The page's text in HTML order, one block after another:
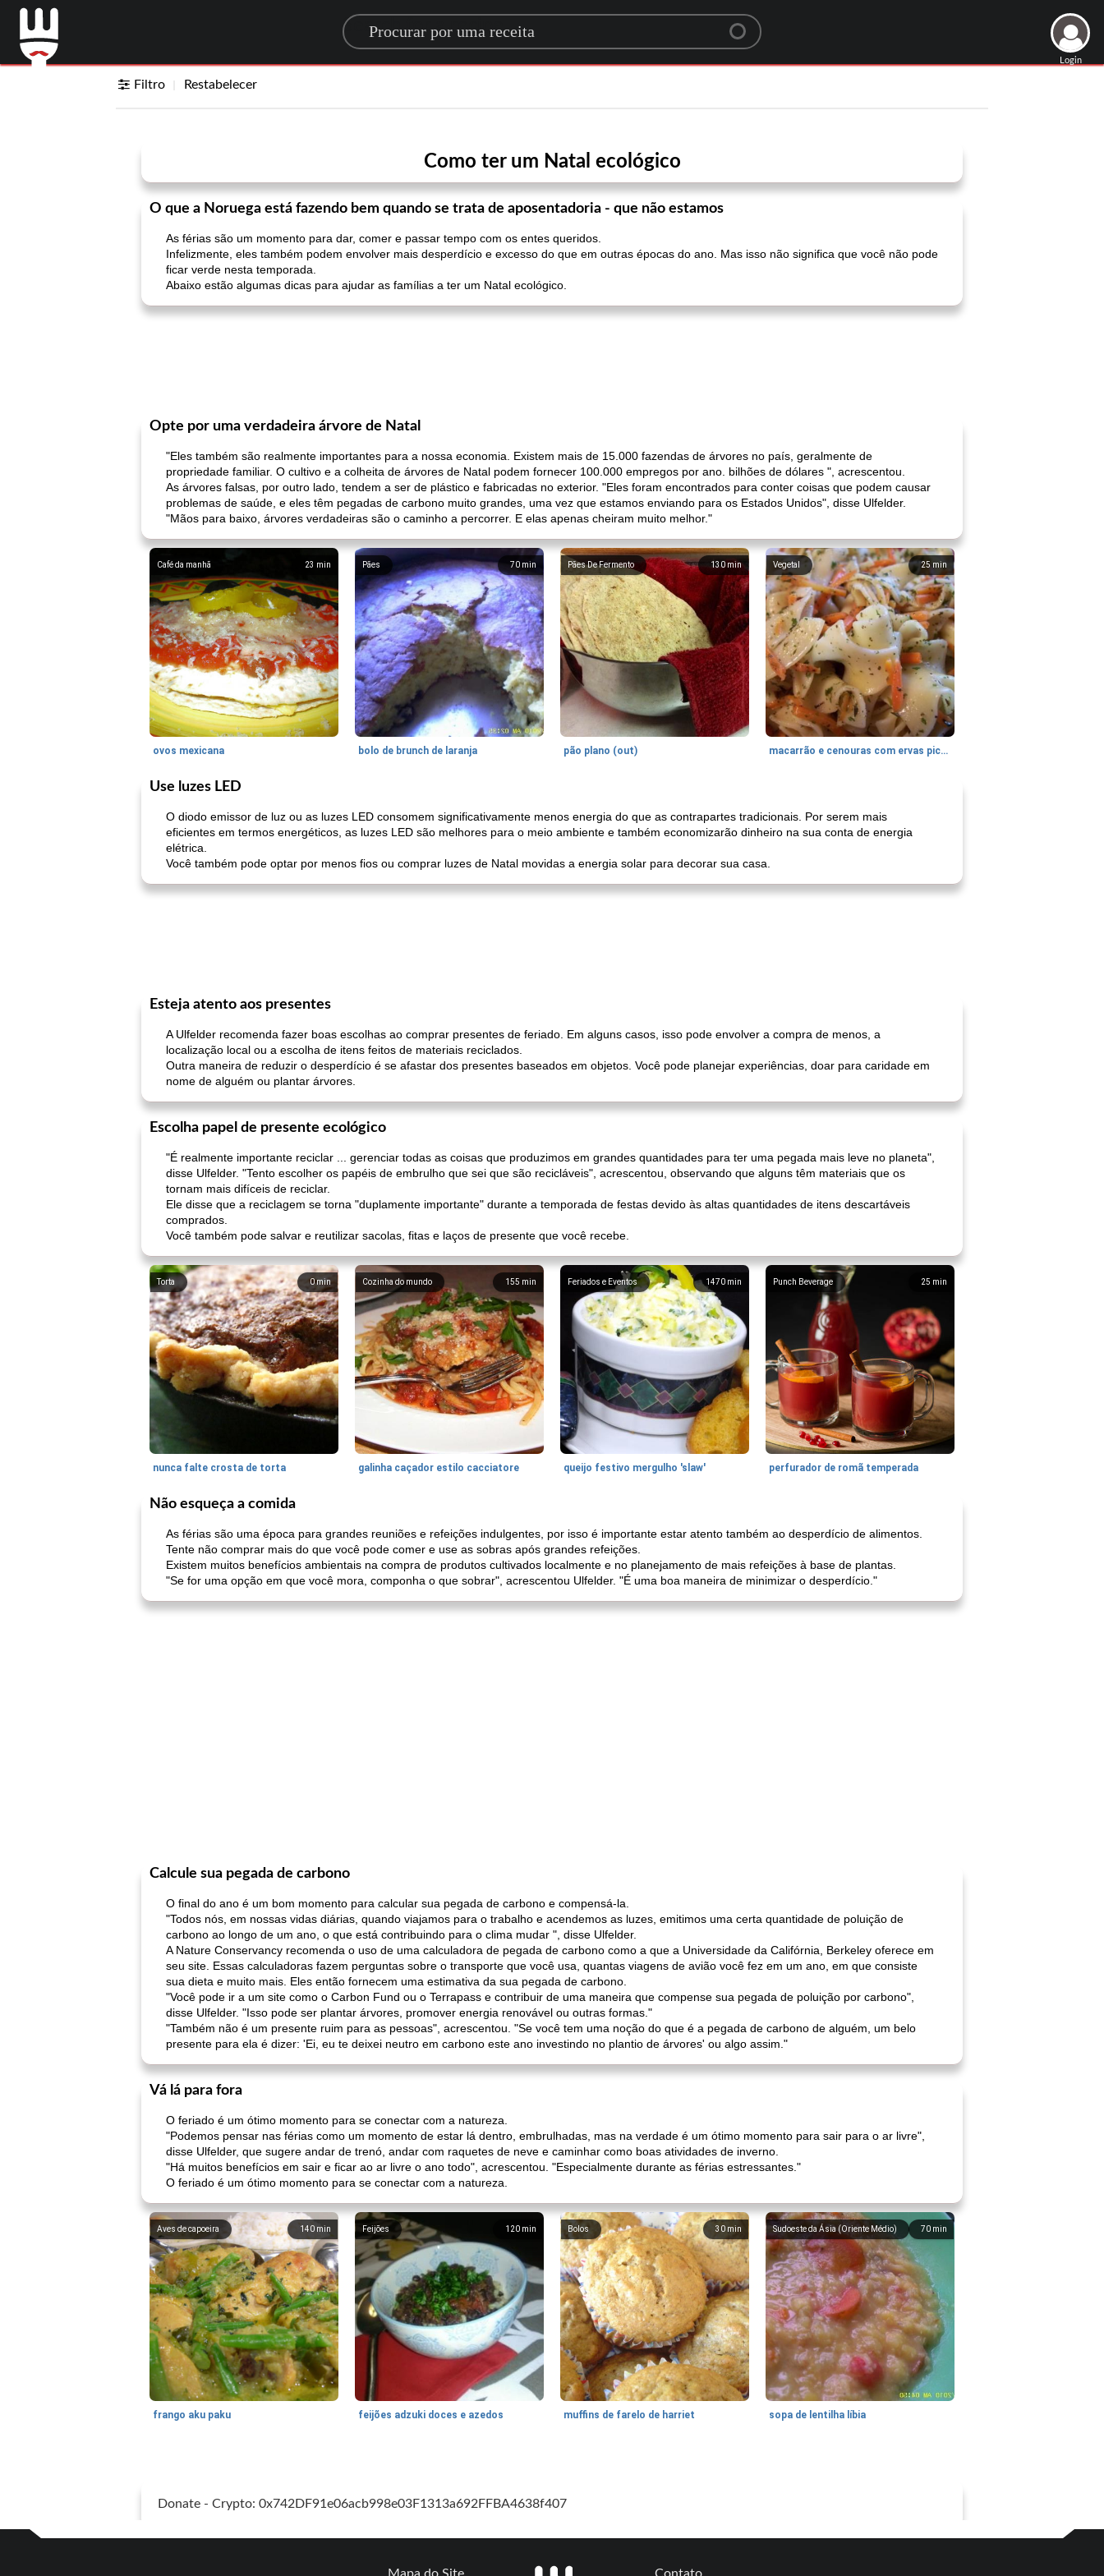
Search for a recipe
Login
Filtro Restabelecer
Como ter um Natal ecológico
O que a Noruega está fazendo bem quando se trata de aposentadoria - que não estamos
As férias são um momento para dar, comer e passar tempo com os entes queridos.
Infelizmente, eles também podem envolver mais desperdício e excesso do que em outras épocas do ano. Mas isso não significa que você não pode
ficar verde nesta temporada.
Abaixo estão algumas dicas para ajudar as famílias a ter um Natal ecológico.
Opte por uma verdadeira árvore de Natal
"Eles também são realmente importantes para a nossa economia. Existem mais de 15.000 fazendas de árvores no país, geralmente de
propriedade familiar. O cultivo e a colheita de árvores de Natal podem fornecer 100.000 empregos por ano. bilhões de dólares ", acrescentou.
As árvores falsas, por outro lado, tendem a ser de plástico e fabricadas no exterior. "Eles foram encontrados para conter coisas que podem causar
problemas de saúde, e eles têm pegadas de carbono muito grandes, uma vez que estamos enviando para os Estados Unidos", disse Ulfelder.
"Mãos para baixo, árvores verdadeiras são o caminho a percorrer. E elas apenas cheiram muito melhor."
23 min
Café da manhã
ovos mexicana
70 min
Pães
bolo de brunch de laranja
130 min
Pães De Fermento
pão plano (out)
25 min
Vegetal
macarrão e cenouras com ervas picadas
Use luzes LED
O diodo emissor de luz ou as luzes LED consomem significativamente menos energia do que as contrapartes tradicionais. Por serem mais
eficientes em termos energéticos, as luzes LED são melhores para o meio ambiente e também economizarão dinheiro na sua conta de energia
elétrica.
Você também pode optar por menos fios ou comprar luzes de Natal movidas a energia solar para decorar sua casa.
Esteja atento aos presentes
A Ulfelder recomenda fazer boas escolhas ao comprar presentes de feriado. Em alguns casos, isso pode envolver a compra de menos, a
localização local ou a escolha de itens feitos de materiais reciclados.
Outra maneira de reduzir o desperdício é se afastar dos presentes baseados em objetos. Você pode planejar experiências, doar para caridade em
nome de alguém ou plantar árvores.
Escolha papel de presente ecológico
"É realmente importante reciclar ... gerenciar todas as coisas que produzimos em grandes quantidades para ter uma pegada mais leve no planeta",
disse Ulfelder. "Tento escolher os papéis de embrulho que sei que são recicláveis", acrescentou, observando que alguns têm materiais que os
tornam mais difíceis de reciclar.
Ele disse que a reciclagem se torna "duplamente importante" durante a temporada de festas devido às altas quantidades de itens descartáveis ​​
comprados.
Você também pode salvar e reutilizar sacolas, fitas e laços de presente que você recebe.
0min
Torta
nunca falte crosta de torta
155 min
Cozinha do mundo
galinha caçador estilo cacciatore
1470 min
Feriados e Eventos
queijo festivo mergulho 'slaw'
25 min
Punch Beverage
perfurador de romã temperada
Não esqueça a comida
As férias são uma época para grandes reuniões e refeições indulgentes, por isso é importante estar atento também ao desperdício de alimentos.
Tente não comprar mais do que você pode comer e use as sobras após grandes refeições.
Existem muitos benefícios ambientais na compra de produtos cultivados localmente e no planejamento de mais refeições à base de plantas.
"Se for uma opção em que você mora, componha o que sobrar", acrescentou Ulfelder. "É uma boa maneira de minimizar o desperdício."
Calcule sua pegada de carbono
O final do ano é um bom momento para calcular sua pegada de carbono e compensá-la.
"Todos nós, em nossas vidas diárias, quando viajamos para o trabalho e acendemos as luzes, emitimos uma certa quantidade de poluição de
carbono ao longo de um ano, o que está contribuindo para o clima mudar ", disse Ulfelder.
A Nature Conservancy recomenda o uso de uma calculadora de pegada de carbono como a que a Universidade da Califórnia, Berkeley oferece em
seu site. Essas calculadoras fazem perguntas sobre o transporte que você usa, quantas viagens de avião você fez em um ano, em que consiste
sua dieta e muito mais. Eles então fornecem uma estimativa da sua pegada de carbono.
"Você pode ir a um site como o Carbon Fund ou o Terrapass e contribuir de uma maneira que compense sua pegada de poluição por carbono",
disse Ulfelder. "Isso pode ser plantar árvores, promover energia renovável ou outras formas."
"Também não é um presente ruim para as pessoas", acrescentou. "Se você tem uma noção do que é a pegada de carbono de alguém, um belo
presente para ela é dizer: 'Ei, eu te deixei neutro em carbono este ano investindo no plantio de árvores' ou algo assim."
Vá lá para fora
O feriado é um ótimo momento para se conectar com a natureza.
"Podemos pensar nas férias como um momento de estar lá dentro, embrulhadas, mas na verdade é um ótimo momento para sair para o ar livre",
disse Ulfelder, que sugere andar de trenó, andar com raquetes de neve e caminhar como boas atividades de inverno.
"Há muitos benefícios em sair e ficar ao ar livre o ano todo", acrescentou. "Especialmente durante as férias estressantes."
O feriado é um ótimo momento para se conectar com a natureza.
140 min
Aves de capoeira
frango aku paku
120 min
Feijões
feijões adzuki doces e azedos
30 min
Bolos
muffins de farelo de harriet
70 min
Sudoeste da Ásia (Oriente Médio)
sopa de lentilha líbia
Donate - Crypto: 0x742DF91e06acb998e03F1313a692FFBA4638f407